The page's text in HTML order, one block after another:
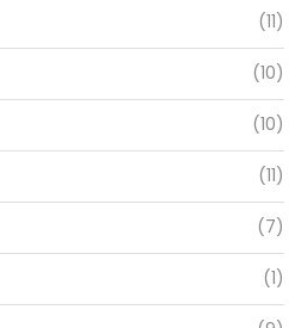
(11)
(10)
(10)
(11)
(7)
(1)